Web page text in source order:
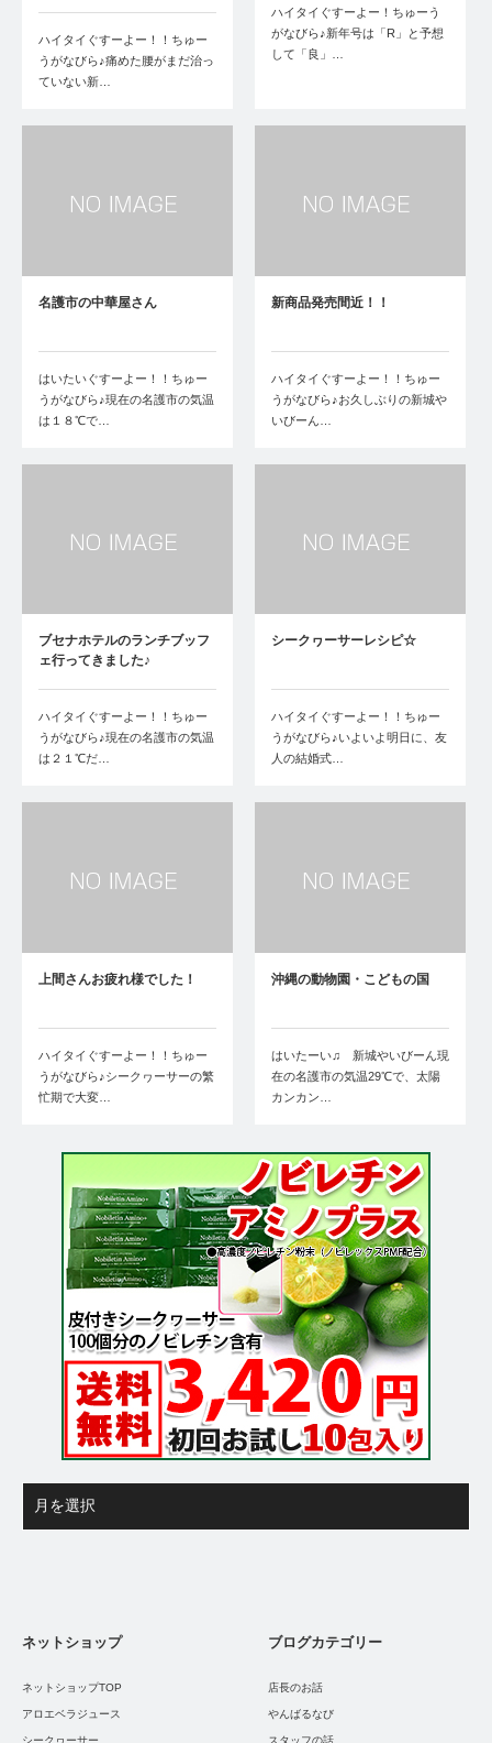
ハイタイぐすーよー！！ちゅー
うがなびら♪痛めた腰がまだ治っ
ていない新…
ハイタイぐすーよー！ちゅーう
がなびら♪新年号は「R」と予想
して「良」…
名護市の中華屋さん
はいたいぐすーよー！！ちゅー
うがなびら♪現在の名護市の気温
は１８℃で…
新商品発売間近！！
ハイタイぐすーよー！！ちゅー
うがなびら♪お久しぶりの新城や
いびーん…
ブセナホテルのランチブッフ
ェ行ってきました♪
ハイタイぐすーよー！！ちゅー
うがなびら♪現在の名護市の気温
は２１℃だ…
シークヮーサーレシピ☆
ハイタイぐすーよー！！ちゅー
うがなびら♪いよいよ明日に、友
人の結婚式…
上間さんお疲れ様でした！
ハイタイぐすーよー！！ちゅー
うがなびら♪シークヮーサーの繁
忙期で大変…
沖縄の動物園・こどもの国
はいたーい♫ 新城やいびーん現
在の名護市の気温29℃で、太陽
カンカン…
ネットショップ
ネットショップTOP
アロエベラジュース
シークヮーサー
ブログカテゴリー
店長のお話
やんばるなび
スタッフの話